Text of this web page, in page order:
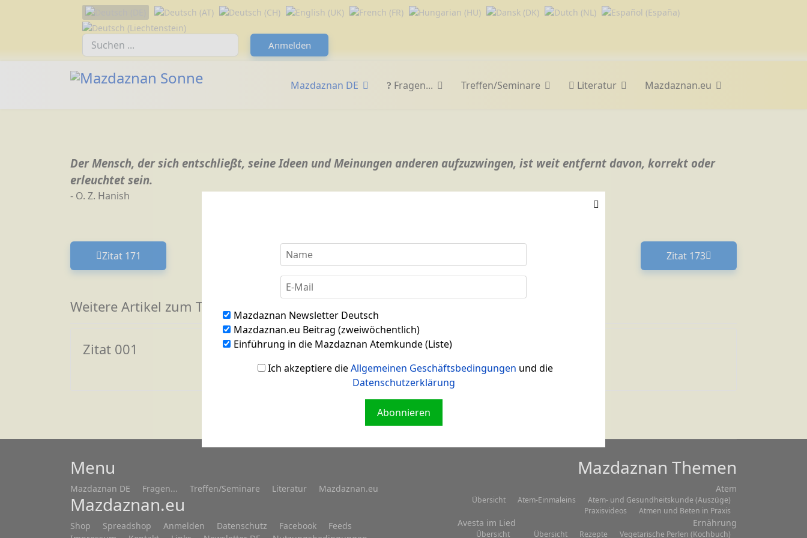
Mazdaznan Newsletter Deutsch
Mazdaznan.eu Beitrag (zweiwöchentlich)
Einführung in die Mazdaznan Atemkunde (Liste)
Ich akzeptiere dieAllgemeinen Geschäftsbedingungen und die
Datenschutzerklärung
Abonnieren
Sprache auswählen
Suchfeld
Anmelden
Mazdaznan DE Fragen... Treffen/Seminare Literatur Mazdaznan.eu
Der Mensch, der sich entschließt, seine Ideen und Meinungen anderen aufzuzwingen, ist weit entfernt davon, korrekt oder
erleuchtet sein.
- O. Z. Hanish
Vorheriger Beitrag: Zitat 171
Zitat 171 Nächster Beitrag: Zitat
Zitat 173
Weitere Artikel zum Thema
Zitat 001 Zitat 002
Menu
Mazdaznan DE Fragen... Treffen/Seminare Literatur Mazdaznan.eu
Mazdaznan.eu
Shop Spreadshop Anmelden Datenschutz Facebook
Feeds
Mazdaznan Themen
Atem
Übersicht Atem-Einmaleins
Atem- und Gesundheitskunde (Auszüge)
Praxisvideos
Atmen und Beten in Praxis
Avesta im Lied
Übersicht
Ernährung
Übersicht Rezepte Vegetarische Perlen (Kochbuch)